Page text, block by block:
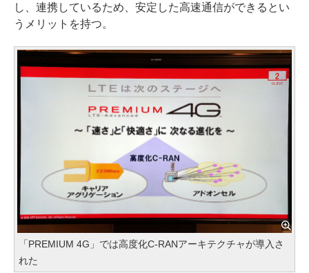
し、連携しているため、安定した高速通信ができるとい
うメリットを持つ。
「PREMIUM 4G」では高度化C-RANアーキテクチャが導入さ
れた